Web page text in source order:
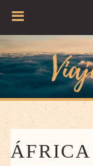
ÁFRICA